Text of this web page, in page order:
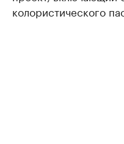
колористического